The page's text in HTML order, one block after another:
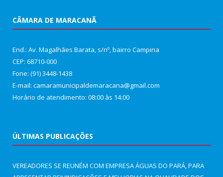
CÂMARA DE MARACANÃ
End.: Av. Magalhães Barata, s/nº, bairro Campina
CEP: 68710-000
Fone: (91) 3448-1438
E-mail: camaramunicipaldemaracana@gmail.com
Horário de atendimento: 08:00 às 14:00
ÚLTIMAS PUBLICAÇÕES
VEREADORES SE REUNÉM COM EMPRESA ÁGUAS DO PARÁ, PARA